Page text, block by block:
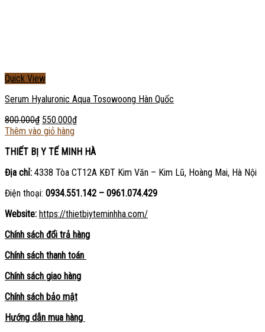
Quick View
Serum Hyaluronic Aqua Tosowoong Hàn Quốc
800.000₫ 550.000₫
Thêm vào giỏ hàng
THIẾT BỊ Y TẾ MINH HÀ
Địa chỉ: 4338 Tòa CT12A KĐT Kim Văn – Kim Lũ, Hoàng Mai, Hà Nội
Điện thoại: 0934.551.142 – 0961.074.429
Website: https://thietbiyteminhha.com/
Chính sách đổi trả hàng
Chính sách thanh toán
Chính sách giao hàng
Chính sách bảo mật
Hướng dẫn mua hàng